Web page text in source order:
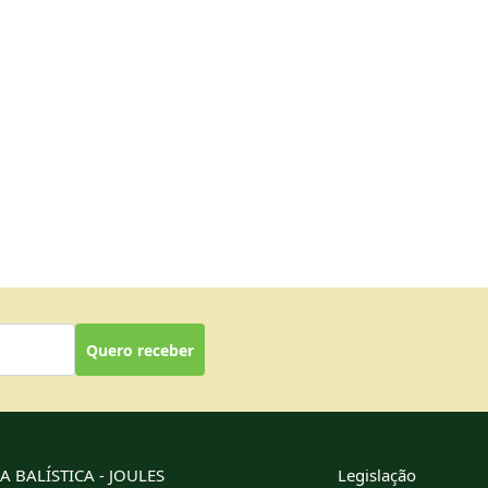
Quero receber
BALÍSTICA - JOULES
Legislação